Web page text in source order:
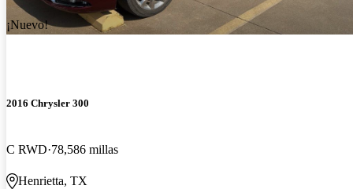
¡Nuevo!
2016 Chrysler 300
C RWD 78,586 millas
Henrietta, TX